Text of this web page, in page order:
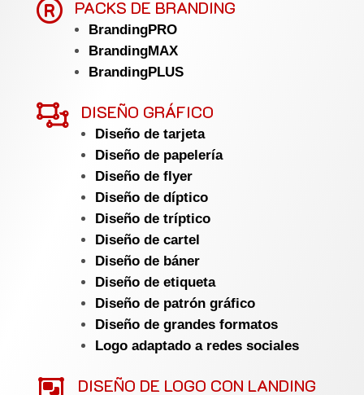
 PACKS DE BRANDING
BrandingPRO
BrandingMAX
BrandingPLUS
 DISEÑO GRÁFICO
Diseño de tarjeta
Diseño de papelería
Diseño de flyer
Diseño de díptico
Diseño de tríptico
Diseño de cartel
Diseño de báner
Diseño de etiqueta
Diseño de patrón gráfico
Diseño de grandes formatos
Logo adaptado a redes sociales

DISEÑO DE LOGO CON LANDING